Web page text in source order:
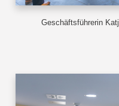
Geschäftsführerin